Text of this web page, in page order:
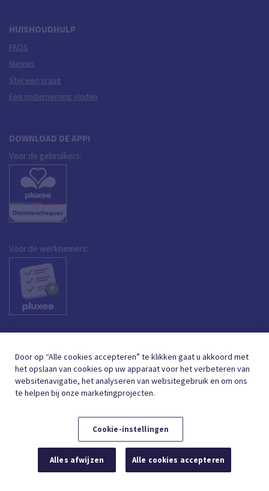
HUISHOUDHULP
FAQS
Nieuws
Stel een vraag
Een onderneming vinden
DOWNLOAD DE APP!
Voor de gebruikers:
Voor de werknemers:
DUTCH (BELGIUM)
FRANÇAIS (BELGIQUE)
GEBRUIKSVOORWAARDEN GEGEVENSBESCHERMING
COOKIE BELEID
COOKIE-INSTELLINGEN
TOEGANKELIJKHEIDSVERKLARING
Door op “Alle cookies accepteren” te klikken gaat u akkoord met
het opslaan van cookies op uw apparaat voor het verbeteren van
websitenavigatie, het analyseren van websitegebruik en om ons
te helpen bij onze marketingprojecten.
Cookie-instellingen
Alles afwijzen Alle cookies accepteren